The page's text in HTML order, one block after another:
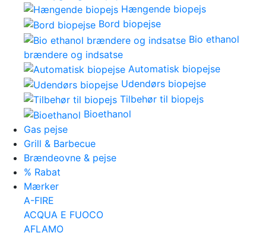
Hængende biopejs
Bord biopejse
Bio ethanol
brændere og indsatse
Automatisk biopejse
Udendørs biopejse
Tilbehør til biopejs
Bioethanol
Gas pejse
Grill & Barbecue
Brændeovne & pejse
% Rabat
Mærker
A-FIRE
ACQUA E FUOCO
AFLAMO